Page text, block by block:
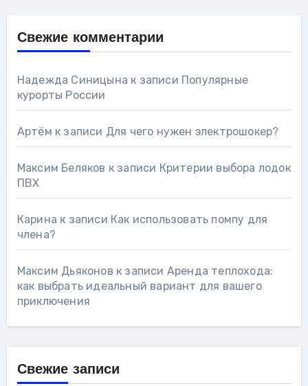
Свежие комментарии
Надежда Синицына к записи Популярные
курорты России
Артём к записи Для чего нужен электрошокер?
Максим Беляков к записи Критерии выбора лодок
ПВХ
Карина к записи Как использовать помпу для
члена?
Максим Дьяконов к записи Аренда теплохода:
как выбрать идеальный вариант для вашего
приключения
Свежие записи